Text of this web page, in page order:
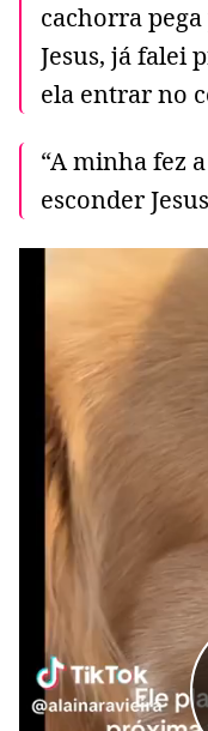
cachorra
Jesus, já falei
ela entrar no
“A minha fez
esconder